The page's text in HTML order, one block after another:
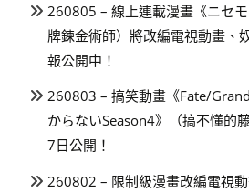
260805 – 線上連載漫畫《ニセ
牌鍊金術師）將改編電視動畫、
報公開中！
260803 – 搞笑動畫《Fate/
からないSeason4》（搞不懂的
7日公開！
260802 – 限制級漫畫改編電視